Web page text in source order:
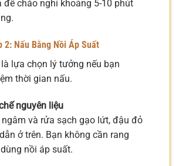
để cháo nghỉ khoảng 5-10 phút
2: Nấu Bằng Nồi Áp Suất
lựa chọn lý tưởng nếu bạn
thời gian nấu.
nguyên liệu
và rửa sạch gạo lứt, đậu đỏ
ở trên. Bạn không cần rang
nồi áp suất.